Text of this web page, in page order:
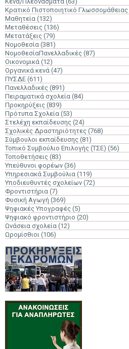
Κρατικό Πιστοποιητικό Γλωσσομάθειας
Μαθητεία (132)
Μεταθέσεις (136)
Μετατάξεις (79)
Νομοθεσία (381)
ΝομοθεσίαΠανελλαδικές (87)
Οικονομικά (12)
Οργανικά κενά (47)
ΠΥΣΔΕ (611)
Πανελλαδικές (891)
Πειραματικά σχολεία (84)
Προκηρύξεις (839)
Πρότυπα Σχολεία (53)
Στελέχη εκπαίδευσης (24)
Σχολικές Δραστηριότητες (768)
Σύμβουλοι εκπαίδευσης (81)
Τοπικό Συμβούλιο Επιλογής (ΤΣΕ) (56)
Τοποθετήσεις (83)
Υπεύθυνοι φορέων (36)
Υπηρεσιακά Συμβούλια (119)
Υποδιευθυντές σχολείων (72)
Φροντιστήρια (7)
Φυσική Αγωγή (369)
Ψηφιακές Υπογραφές (5)
Ψηφιακό φροντιστήριο (20)
Ωνάσεια σχολεία (12)
Ωρομίσθιοι (106)